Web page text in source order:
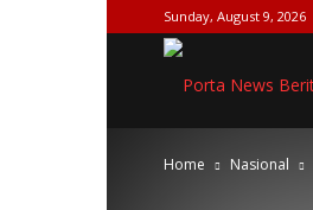
Sunday, August 9, 2026
Home Nasional